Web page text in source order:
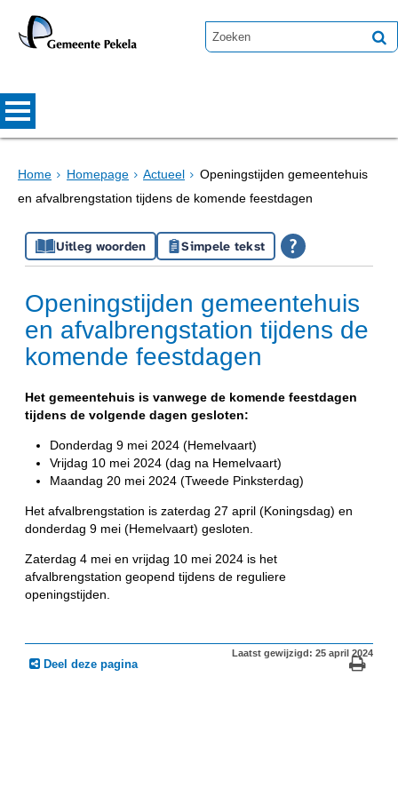
Home Homepage Actueel
Openingstijden gemeentehuis
en afvalbrengstation tijdens de komende feestdagen
Uitleg woorden Simpele tekst
Openingstijden gemeentehuis
en afvalbrengstation tijdens de
komende feestdagen
Het gemeentehuis is vanwege de komende feestdagen
tijdens de volgende dagen gesloten:
Donderdag 9 mei 2024 (Hemelvaart)
Vrijdag 10 mei 2024 (dag na Hemelvaart)
Maandag 20 mei 2024 (Tweede Pinksterdag)
Het afvalbrengstation is zaterdag 27 april (Koningsdag) en
donderdag 9 mei (Hemelvaart) gesloten.
Zaterdag 4 mei en vrijdag 10 mei 2024 is het
afvalbrengstation geopend tijdens de reguliere
openingstijden.
Deel deze pagina
Laatst gewijzigd: 25 april 2024